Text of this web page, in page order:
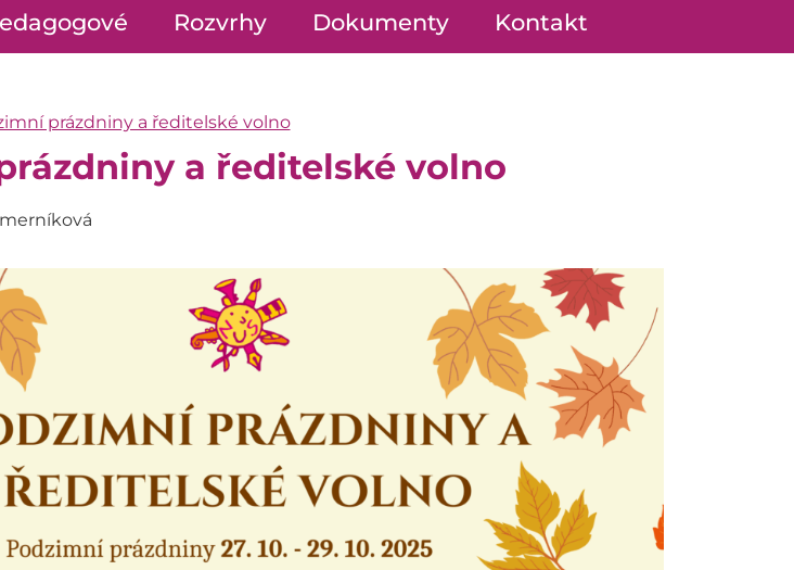
Rozvrhy Dokumenty Kontakt
prázdniny a ředitelské volno
a ředitelské volno